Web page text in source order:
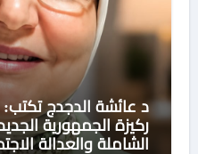
د عائشة الدجدج تكتب:
ركيزة الجمهورية
الشاملة والعدالة